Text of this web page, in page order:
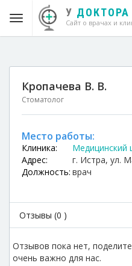
У ДОКТОРА
Сайт о врачах и
Кропачева В. В.
Стоматолог
Место работы:
Клиника:
Медицинский
Адрес:
г. Истра, ул.
Должность: врач
Отзывы (0 )
Отзывов пока нет,
очень важно для нас.